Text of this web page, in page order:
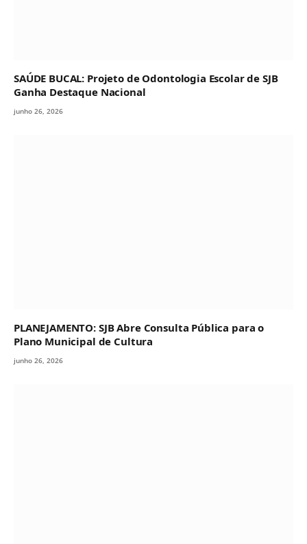
SAÚDE BUCAL: Projeto de Odontologia Escolar de SJB
Ganha Destaque Nacional
junho 26, 2026
PLANEJAMENTO: SJB Abre Consulta Pública para o
Plano Municipal de Cultura
junho 26, 2026